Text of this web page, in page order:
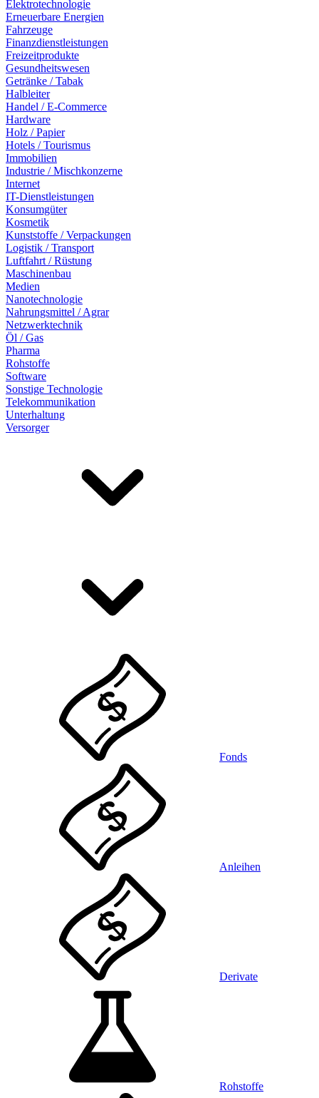
Elektrotechnologie
Erneuerbare Energien
Fahrzeuge
Finanzdienstleistungen
Freizeitprodukte
Gesundheitswesen
Getränke / Tabak
Halbleiter
Handel / E-Commerce
Hardware
Holz / Papier
Hotels / Tourismus
Immobilien
Industrie / Mischkonzerne
Internet
IT-Dienstleistungen
Konsumgüter
Kosmetik
Kunststoffe / Verpackungen
Logistik / Transport
Luftfahrt / Rüstung
Maschinenbau
Medien
Nanotechnologie
Nahrungsmittel / Agrar
Netzwerktechnik
Öl / Gas
Pharma
Rohstoffe
Software
Sonstige Technologie
Telekommunikation
Unterhaltung
Versorger
Fonds
Anleihen
Derivate
Rohstoffe